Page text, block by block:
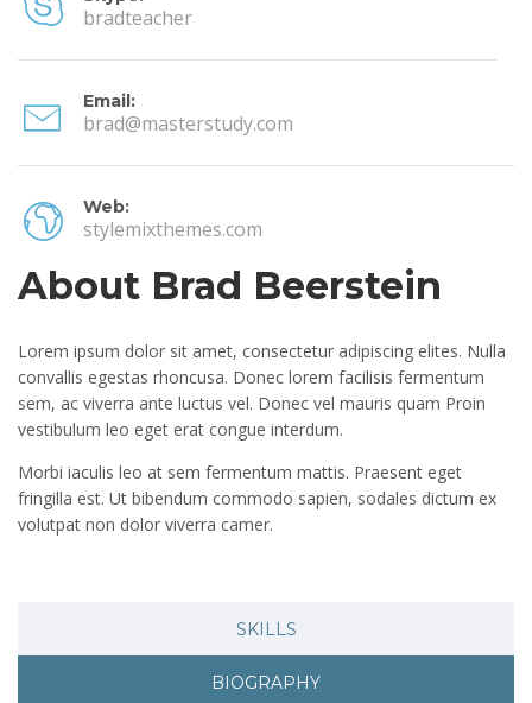
bradteacher
Email:
brad@masterstudy.com
Web:
stylemixthemes.com
About Brad Beerstein
Lorem ipsum dolor sit amet, consectetur adipiscing elites. Nulla
convallis egestas rhoncusa. Donec lorem facilisis fermentum
sem, ac viverra ante luctus vel. Donec vel mauris quam Proin
vestibulum leo eget erat congue interdum.
Morbi iaculis leo at sem fermentum mattis. Praesent eget
fringilla est. Ut bibendum commodo sapien, sodales dictum ex
volutpat non dolor viverra camer.
SKILLS
BIOGRAPHY